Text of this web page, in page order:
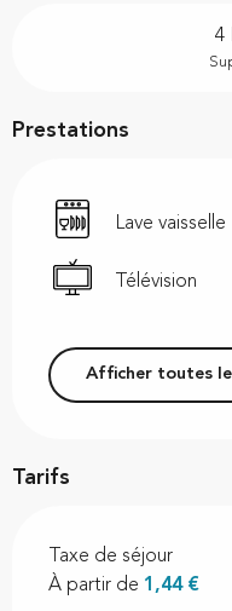
4
Prestations
Lave vaisselle
Télévision
Afficher toutes
Tarifs
Taxe de séjour
À partir de 1,44 €